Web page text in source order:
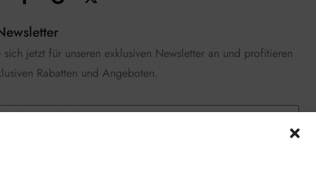
jetzt für unseren exklusiven Newsletter an und profitieren
Rabatten und Angeboten.